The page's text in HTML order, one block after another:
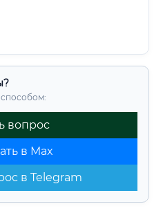
вопрос
в Max
в Telegram